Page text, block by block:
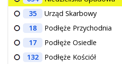
35
Urząd Skarbowy
18
Podłęże Przychodnia
17
Podłęże Osiedle
132
Podłęże Kościół